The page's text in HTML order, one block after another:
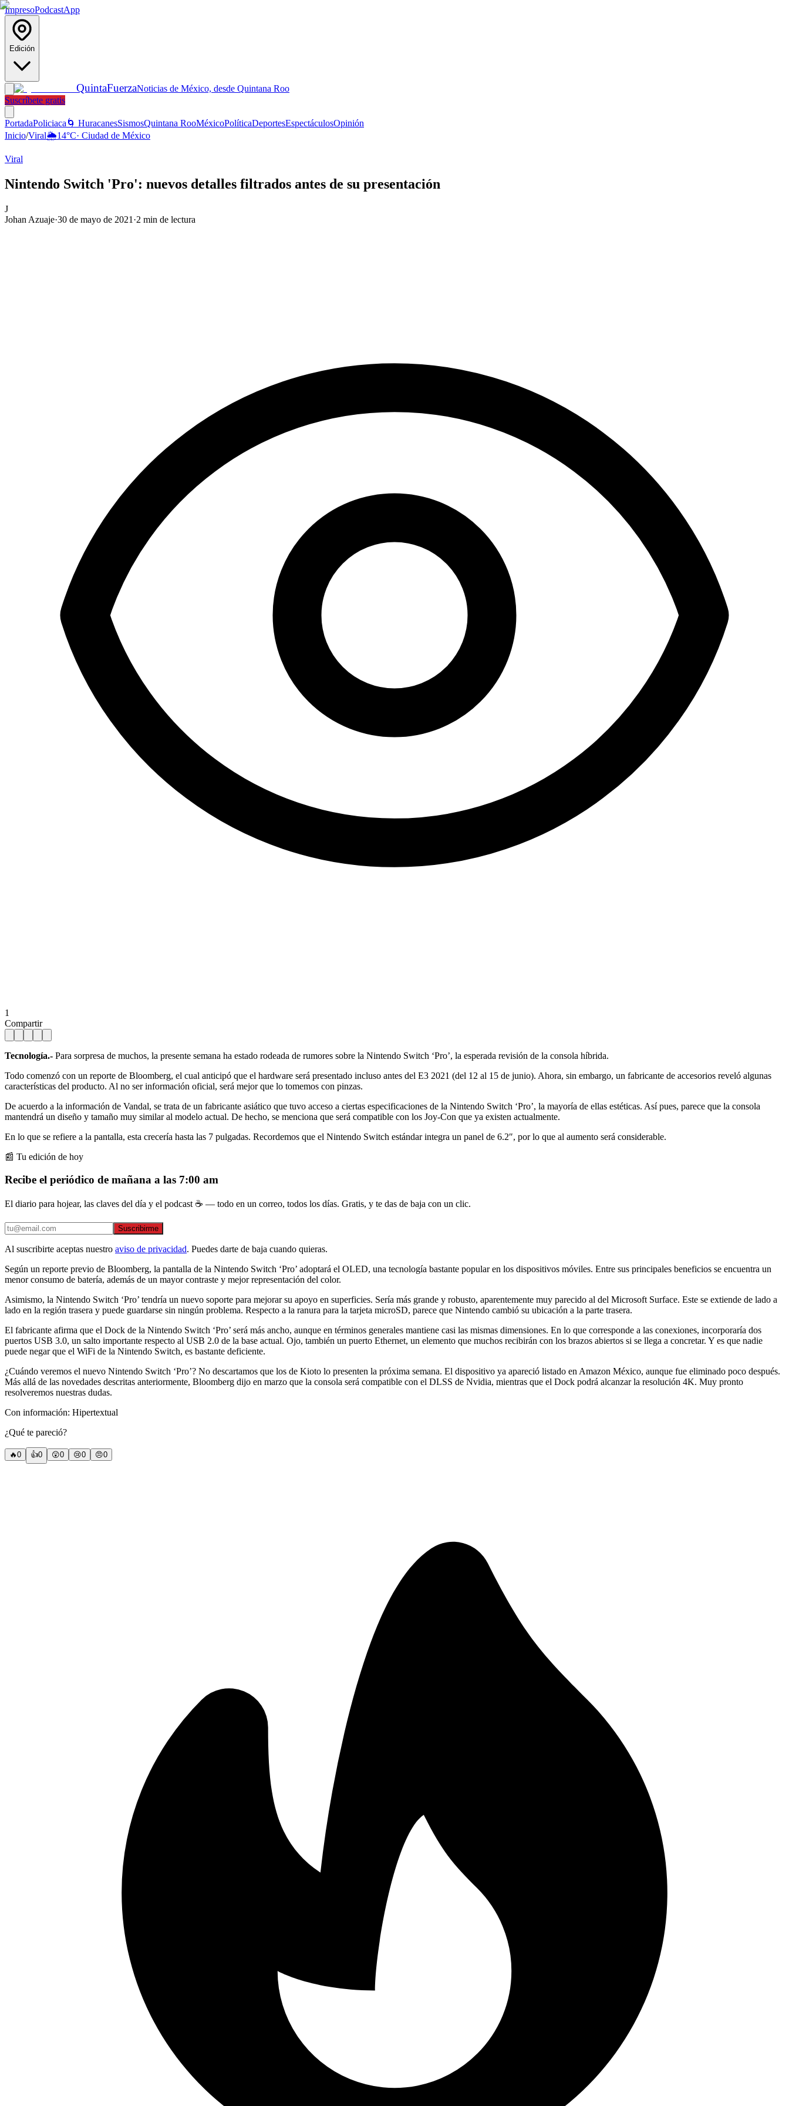
ImpresoPodcastApp
Edición
QuintaFuerzaNoticias de México, desde Quintana Roo
Suscríbete gratis
PortadaPoliciaca 🌀 HuracanesSismosQuintana RooMéxicoPolíticaDeportesEspectáculosOpinión
Inicio/Viral🌦️14°C· Ciudad de México
Viral
Nintendo Switch 'Pro': nuevos detalles filtrados antes de su presentación
J
Johan Azuaje·30 de mayo de 2021 ·2 min de lectura
1
Compartir
Tecnología.- Para sorpresa de muchos, la presente semana ha estado rodeada de rumores sobre la Nintendo Switch ‘Pro’, la esperada revisión de la consola híbrida.
Todo comenzó con un reporte de Bloomberg, el cual anticipó que el hardware será presentado incluso antes del E3 2021 (del 12 al 15 de junio). Ahora, sin embargo, un fabricante de accesorios reveló algunas
características del producto. Al no ser información oficial, será mejor que lo tomemos con pinzas.
De acuerdo a la información de Vandal, se trata de un fabricante asiático que tuvo acceso a ciertas especificaciones de la Nintendo Switch ‘Pro’, la mayoría de ellas estéticas. Así pues, parece que la consola
mantendrá un diseño y tamaño muy similar al modelo actual. De hecho, se menciona que será compatible con los Joy-Con que ya existen actualmente.
En lo que se refiere a la pantalla, esta crecería hasta las 7 pulgadas. Recordemos que el Nintendo Switch estándar integra un panel de 6.2″, por lo que al aumento será considerable.
📰 Tu edición de hoy
Recibe el periódico de mañana a las 7:00 am
El diario para hojear, las claves del día y el podcast ☕ — todo en un correo, todos los días. Gratis, y te das de baja con un clic.
Suscribirme
Al suscribirte aceptas nuestro aviso de privacidad. Puedes darte de baja cuando quieras.
Según un reporte previo de Bloomberg, la pantalla de la Nintendo Switch ‘Pro’ adoptará el OLED, una tecnología bastante popular en los dispositivos móviles. Entre sus principales beneficios se encuentra un
menor consumo de batería, además de un mayor contraste y mejor representación del color.
Asimismo, la Nintendo Switch ‘Pro’ tendría un nuevo soporte para mejorar su apoyo en superficies. Sería más grande y robusto, aparentemente muy parecido al del Microsoft Surface. Este se extiende de lado a
lado en la región trasera y puede guardarse sin ningún problema. Respecto a la ranura para la tarjeta microSD, parece que Nintendo cambió su ubicación a la parte trasera.
El fabricante afirma que el Dock de la Nintendo Switch ‘Pro’ será más ancho, aunque en términos generales mantiene casi las mismas dimensiones. En lo que corresponde a las conexiones, incorporaría dos
puertos USB 3.0, un salto importante respecto al USB 2.0 de la base actual. Ojo, también un puerto Ethernet, un elemento que muchos recibirán con los brazos abiertos si se llega a concretar. Y es que nadie
puede negar que el WiFi de la Nintendo Switch, es bastante deficiente.
¿Cuándo veremos el nuevo Nintendo Switch ‘Pro’? No descartamos que los de Kioto lo presenten la próxima semana. El dispositivo ya apareció listado en Amazon México, aunque fue eliminado poco después.
Más allá de las novedades descritas anteriormente, Bloomberg dijo en marzo que la consola será compatible con el DLSS de Nvidia, mientras que el Dock podrá alcanzar la resolución 4K. Muy pronto
resolveremos nuestras dudas.
Con información: Hipertextual
¿Qué te pareció?
🔥0 👍0 😲0 😢0 😠0